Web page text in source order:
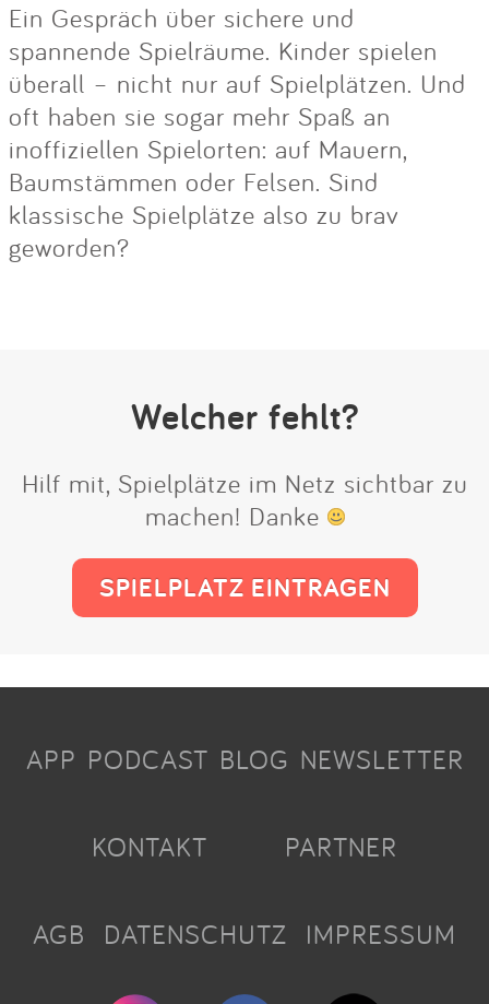
Ein Gespräch über sichere und
spannende Spielräume. Kinder spielen
überall – nicht nur auf Spielplätzen. Und
oft haben sie sogar mehr Spaß an
inoffiziellen Spielorten: auf Mauern,
Baumstämmen oder Felsen. Sind
klassische Spielplätze also zu brav
geworden?
Welcher fehlt?
Hilf mit, Spielplätze im Netz sichtbar zu
machen! Danke
SPIELPLATZ EINTRAGEN
APP PODCAST BLOG NEWSLETTER
KONTAKT PARTNER
AGB DATENSCHUTZ IMPRESSUM